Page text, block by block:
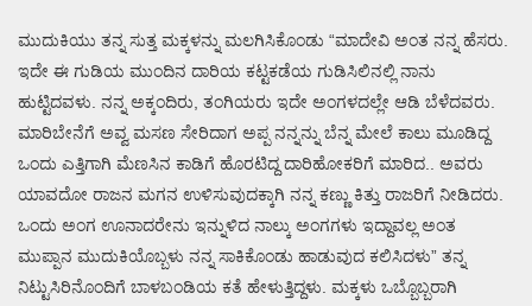
ಮುದುಕಿಯು ತನ್ನ ಸುತ್ತ ಮಕ್ಕಳನ್ನು ಮಲಗಿಸಿಕೊಂಡು “ಮಾದೇವಿ ಅಂತ ನನ್ನ ಹೆಸರು.
ಇದೇ ಈ ಗುಡಿಯ ಮುಂದಿನ ದಾರಿಯ ಕಟ್ಟಕಡೆಯ ಗುಡಿಸಿಲಿನಲ್ಲಿ ನಾನು
ಹುಟ್ಟಿದವಳು. ನನ್ನ ಅಕ್ಕಂದಿರು, ತಂಗಿಯರು ಇದೇ ಅಂಗಳದಲ್ಲೇ ಆಡಿ ಬೆಳೆದವರು.
ಮಾರಿಬೇನೆಗೆ ಅವ್ವ ಮಸಣ ಸೇರಿದಾಗ ಅಪ್ಪ ನನ್ನನ್ನು ಬೆನ್ನ ಮೇಲೆ ಕಾಲು ಮೂಡಿದ್ದ
ಒಂದು ಎತ್ತಿಗಾಗಿ ಮೆಣಸಿನ ಕಾಡಿಗೆ ಹೊರಟಿದ್ದ ದಾರಿಹೋಕರಿಗೆ ಮಾರಿದ.. ಅವರು
ಯಾವದೋ ರಾಜನ ಮಗನ ಉಳಿಸುವುದಕ್ಕಾಗಿ ನನ್ನ ಕಣ್ಣು ಕಿತ್ತು ರಾಜರಿಗೆ ನೀಡಿದರು.
ಒಂದು ಅಂಗ ಊನಾದರೇನು ಇನ್ನುಳಿದ ನಾಲ್ಕು ಅಂಗಗಳು ಇದ್ದಾವಲ್ಲ ಅಂತ
ಮುಪ್ಪಾನ ಮುದುಕಿಯೊಬ್ಬಳು ನನ್ನ ಸಾಕಿಕೊಂಡು ಹಾಡುವುದ ಕಲಿಸಿದಳು” ತನ್ನ
ನಿಟ್ಟುಸಿರಿನೊಂದಿಗೆ ಬಾಳಬಂಡಿಯ ಕತೆ ಹೇಳುತ್ತಿದ್ದಳು. ಮಕ್ಕಳು ಒಬ್ಬೊಬ್ಬರಾಗಿ